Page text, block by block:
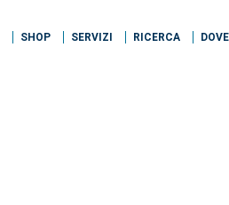
SHOP SERVIZI RICERCA